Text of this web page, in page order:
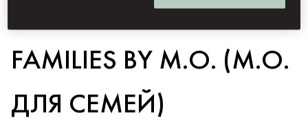
FAMILIES BY M.O. (M.O.
ДЛЯ СЕМЕЙ)